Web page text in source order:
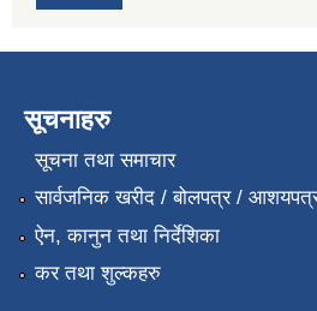
सूचनाहरु
सूचना तथा समाचार
सार्वजनिक खरीद / बोलपत्र /
ऐन, कानुन तथा निर्देशिका
कर तथा शुल्कहरु